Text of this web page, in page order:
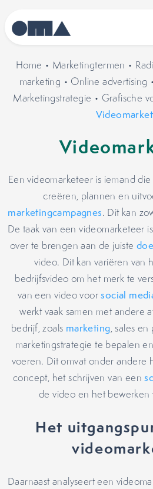
Home • Marketingtermen •
marketing • Online advertising •
Marketingstrategie • Grafische
Een videomarketeer is iemand
creëren, plannen en
marketingcampagnes. Dit kan
De taak van een videomarketeer
over te brengen aan de juiste
video. Dit kan variëren van
bedrijfsvideo om het merk te
van een video voorsocial
werkt vaak samen met andere
bedrijf, zoals marketing, sales
marketingstrategie te bepalen
voeren. Dit omvat onder andere
concept, het schrijven van een
de video en het bewerken
Het
Daarnaast analyseert een